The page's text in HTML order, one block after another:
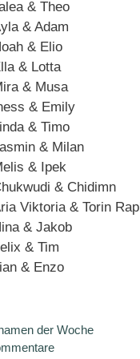
& Theo
& Adam
& Elio
& Lotta
& Musa
& Emily
& Timo
& Milan
& Ipek
& Chidimn
Viktoria & Torin
& Jakob
& Tim
& Enzo
der Woche